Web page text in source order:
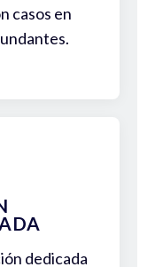
casos en
dedicada